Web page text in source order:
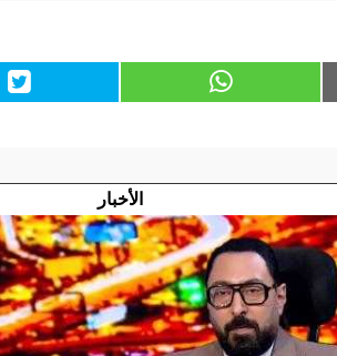
الأخبار